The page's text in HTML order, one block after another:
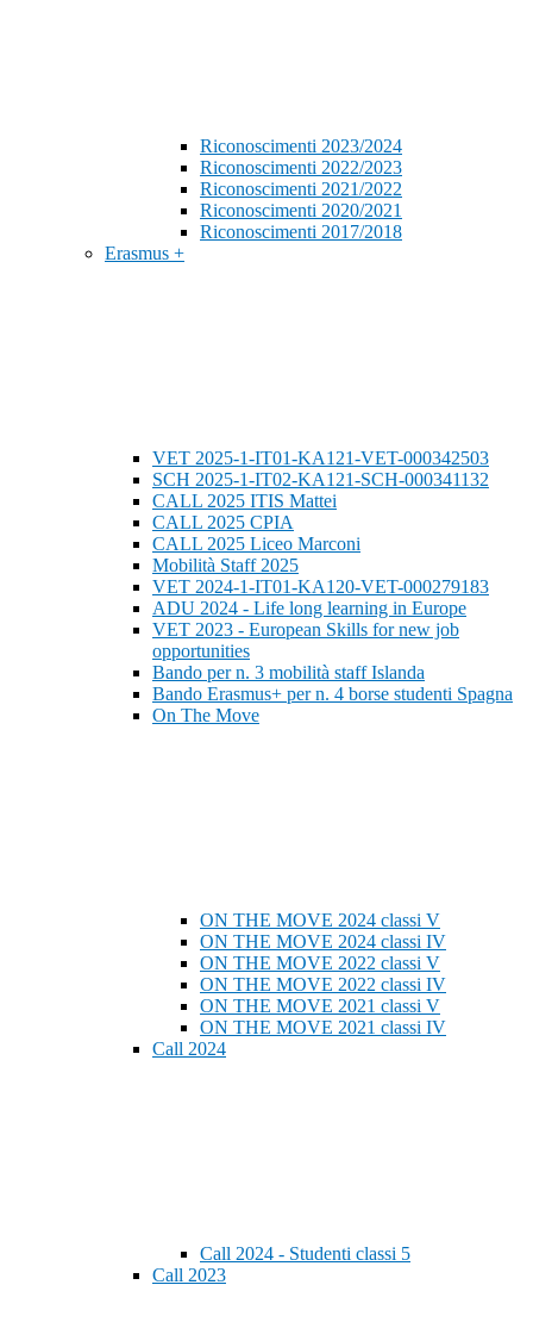
Riconoscimenti 2023/2024
Riconoscimenti 2022/2023
Riconoscimenti 2021/2022
Riconoscimenti 2020/2021
Riconoscimenti 2017/2018
Erasmus +
VET 2025-1-IT01-KA121-VET-000342503
SCH 2025-1-IT02-KA121-SCH-000341132
CALL 2025 ITIS Mattei
CALL 2025 CPIA
CALL 2025 Liceo Marconi
Mobilità Staff 2025
VET 2024-1-IT01-KA120-VET-000279183
ADU 2024 - Life long learning in Europe
VET 2023 - European Skills for new job
opportunities
Bando per n. 3 mobilità staff Islanda
Bando Erasmus+ per n. 4 borse studenti Spagna
On The Move
ON THE MOVE 2024 classi V
ON THE MOVE 2024 classi IV
ON THE MOVE 2022 classi V
ON THE MOVE 2022 classi IV
ON THE MOVE 2021 classi V
ON THE MOVE 2021 classi IV
Call 2024
Call 2024 - Studenti classi 5
Call 2023